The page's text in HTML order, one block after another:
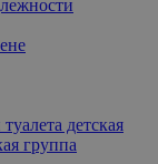
детская
группа